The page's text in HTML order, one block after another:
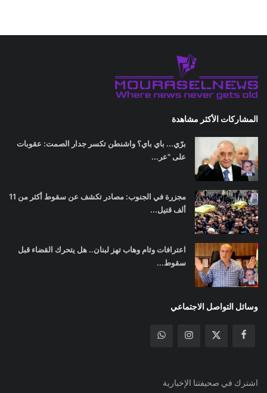
المشاركات الأكثر مشاهدة
برّي... باي باي؟ واشنطن تكسر جدار الصمت: عقوبات
على "عر...
مجزرة في الجنوب: مصادر تكشف عن سقوط أكثر من 11
ألف قتيل...
اعترافات وئام وهاب تهز لبنان.. هل يتحرك القضاء قبل
سقوط...
وسائل التواصل الاجتماعي
اشترك في صحيفتنا الإخبارية